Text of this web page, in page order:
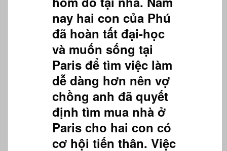
nay hai con của Phú
đã hoàn tất đại-học
và muốn sống tại
Paris để tìm việc làm
dễ dàng hơn nên vợ
chồng anh đã quyết
định tìm mua nhà ở
Paris cho hai con có
cơ hội tiến thân. Việc